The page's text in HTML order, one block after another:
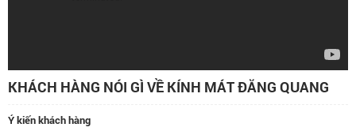
KHÁCH HÀNG NÓI GÌ VỀ KÍNH MÁT ĐĂNG QUANG
Ý kiến khách hàng